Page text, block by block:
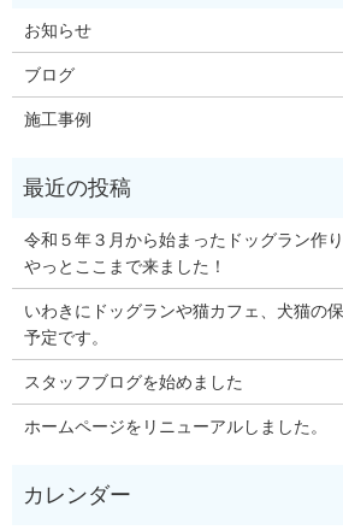
お知らせ
ブログ
施工事例
令和５年３月から始まったドッグラン作り
やっとここまで来ました！
いわきにドッグランや猫カフェ、犬猫の
予定です。
スタッフブログを始めました
ホームページをリニューアルしました。